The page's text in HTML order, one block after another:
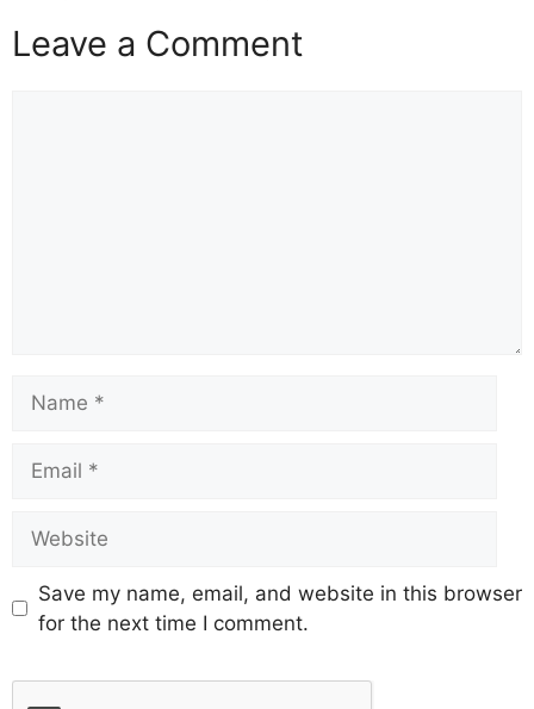
Leave a Comment
Save my name, email, and website in this browser
for the next time I comment.